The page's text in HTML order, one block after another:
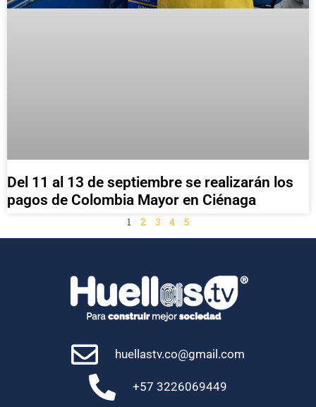
Del 11 al 13 de septiembre se realizarán los
pagos de Colombia Mayor en Ciénaga
1 2 3 4 5
huellastv.co@gmail.com
+57 3226069449